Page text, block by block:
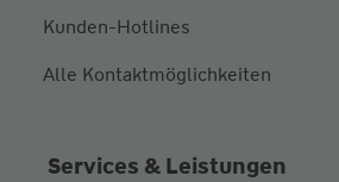
Kunden-Hotlines
Alle Kontaktmöglichkeiten
Services & Leistungen